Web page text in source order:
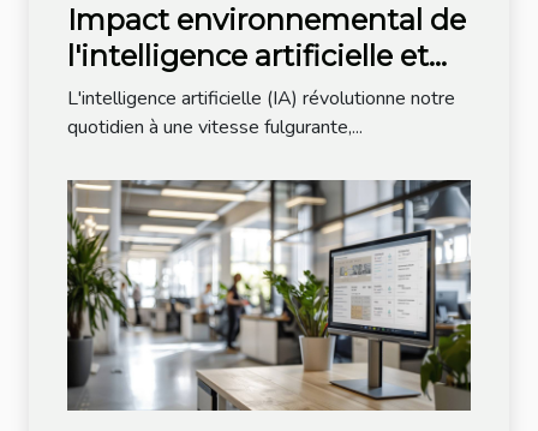
Impact environnemental de
l'intelligence artificielle et
pratiques durables
L'intelligence artificielle (IA) révolutionne notre
quotidien à une vitesse fulgurante,...